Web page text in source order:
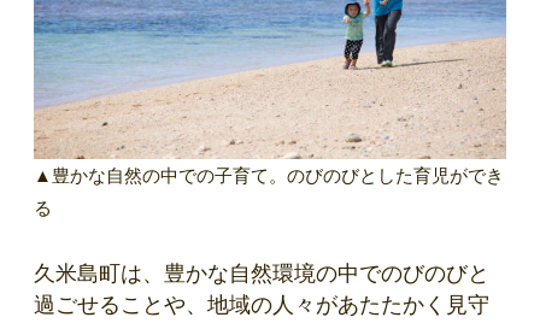
▲豊かな自然の中での子育て。のびのびとした育児ができ
る
久米島町は、豊かな自然環境の中でのびのびと
過ごせることや、地域の人々があたたかく見守